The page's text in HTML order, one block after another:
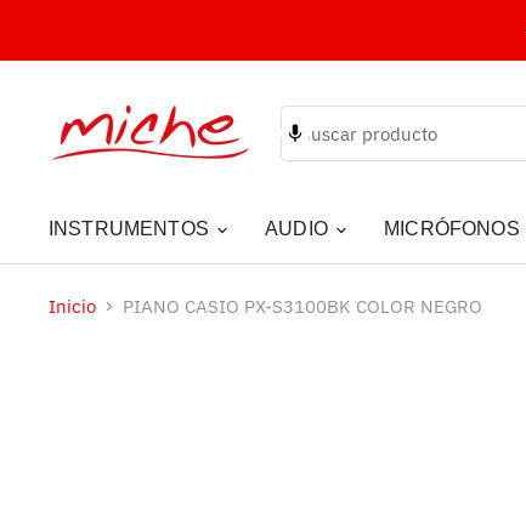
INSTRUMENTOS AUDIO MICRÓFONOS
Inicio PIANO CASIO PX-S3100BK COLOR NEGRO